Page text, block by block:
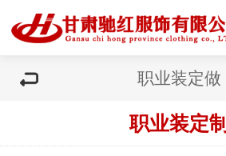
职业装定做
职业装定制